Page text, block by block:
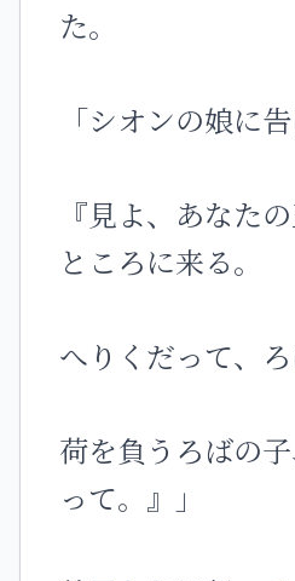
た。
「シオンの娘に告
『見よ、あなた
ところに来る。
へりくだって、
荷を負うろばの
って。』」